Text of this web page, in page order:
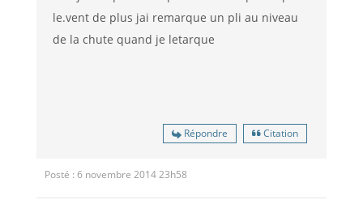
le.vent de plus jai remarque un pli au niveau
de la chute quand je letarque
Répondre Citation
Posté : 6 novembre 2014 23h58